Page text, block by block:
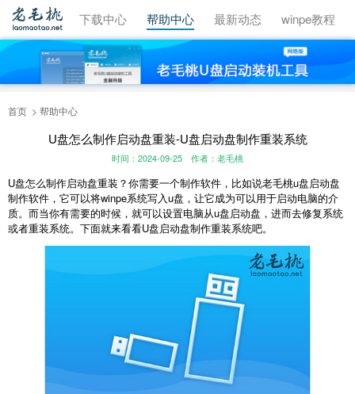
视频教程 下载中心 帮助中心 最新动态 winpe教程
首页 帮助中心
U盘怎么制作启动盘重装-U盘启动盘制作重装系统
时间：2024-09-25 作者：老毛桃
U盘怎么制作启动盘重装？你需要一个制作软件，比如说老毛桃u盘启动盘
制作软件，它可以将winpe系统写入u盘，让它成为可以用于启动电脑的介
质。而当你有需要的时候，就可以设置电脑从u盘启动盘，进而去修复系统
或者重装系统。下面就来看看U盘启动盘制作重装系统吧。